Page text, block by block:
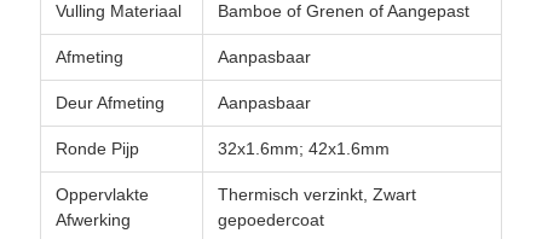
Vulling Materiaal Bamboe of Grenen of Aangepast
Afmeting Aanpasbaar
Deur Afmeting Aanpasbaar
Ronde Pijp 32x1.6mm; 42x1.6mm
Oppervlakte
Afwerking
Thermisch verzinkt, Zwart
gepoedercoat